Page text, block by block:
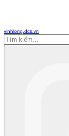
vinhlong.dcs.vn